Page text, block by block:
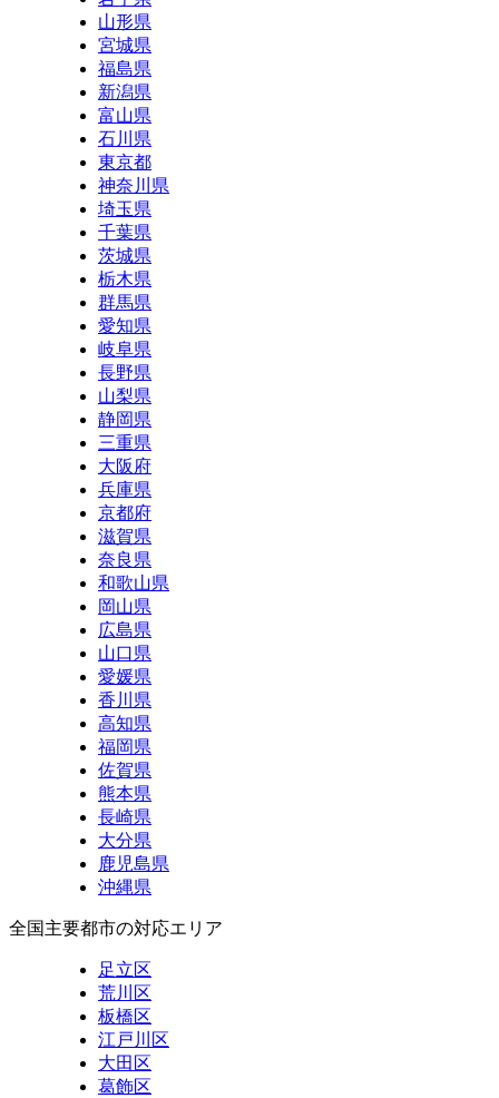
山形県
宮城県
福島県
新潟県
富山県
石川県
東京都
神奈川県
埼玉県
千葉県
茨城県
栃木県
群馬県
愛知県
岐阜県
長野県
山梨県
静岡県
三重県
大阪府
兵庫県
京都府
滋賀県
奈良県
和歌山県
岡山県
広島県
山口県
愛媛県
香川県
高知県
福岡県
佐賀県
熊本県
長崎県
大分県
鹿児島県
沖縄県
全国主要都市の対応エリア
足立区
荒川区
板橋区
江戸川区
大田区
葛飾区